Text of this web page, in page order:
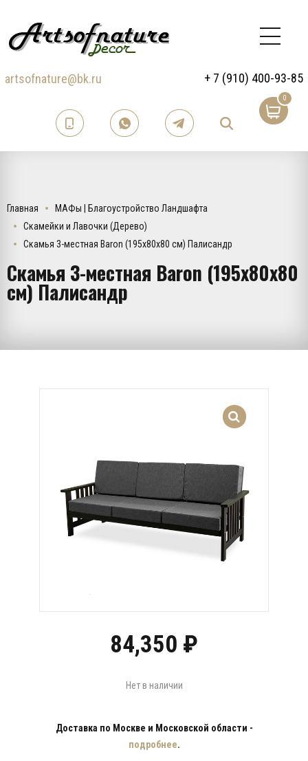
artsofnature@bk.ru + 7 (910) 400-93-85
0
Главная
МАФы | Благоустройство Ландшафта
Скамейки и Лавочки (Дерево)
Скамья 3-местная Baron (195х80х80 см) Палисандр
Скамья 3-местная Baron (195х80х80
см) Палисандр
84,350 ₽
Нет в наличии
Доставка по Москве и Московской области -
подробнее.